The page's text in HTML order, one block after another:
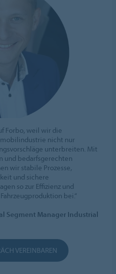
Forbo, weil wir die
nicht nur
unterbreiten. Mit
und bedarfsgerechten
wir stabile Prozesse,
und sichere
so zur Effizienz und
bei.“
Segment Manager Industrial
VEREINBAREN